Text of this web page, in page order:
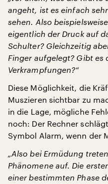
angeht, ist es einfach
sehen. Also
eigentlich der Druck auf
Schulter? Gleichzeitig
Finger aufgelegt? Gibt es
Verkrampfungen?“
Diese Möglichkeit, die
Muszieren sichtbar zu
in die Lage, mögliche
noch: Der Rechner
Symbol Alarm, wenn der
„Also bei Ermüdung
Phänomene auf. Die
einer bestimmten Phase